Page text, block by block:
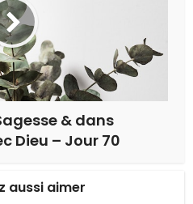
& dans
Dieu – Jour 70
aussi aimer